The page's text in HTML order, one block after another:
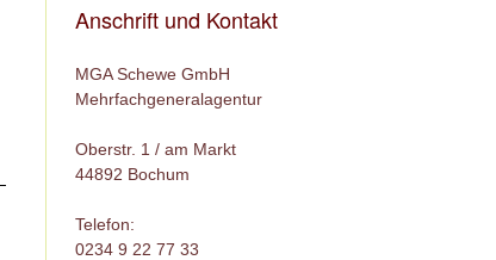
Anschrift und Kontakt
MGA Schewe GmbH
Mehrfachgeneralagentur
Oberstr. 1 / am Markt
44892 Bochum
Telefon:
0234 9 22 77 33